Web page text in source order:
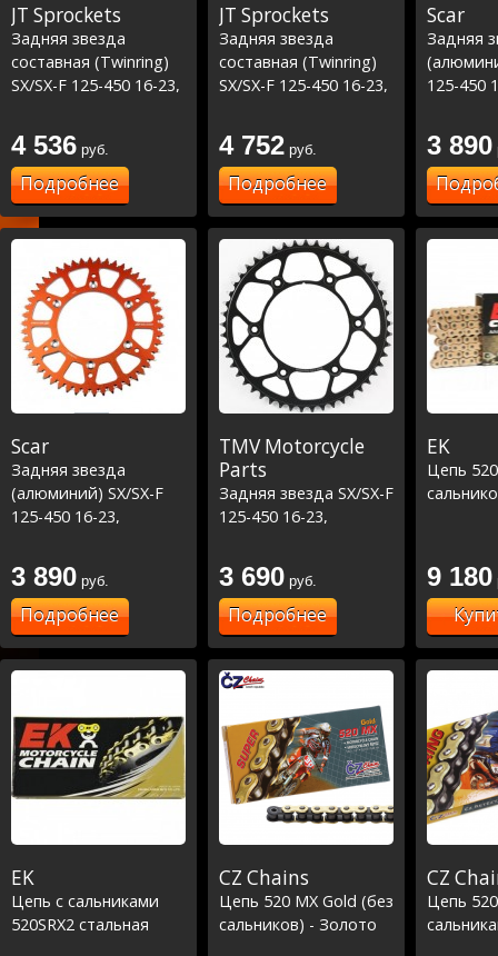
JT Sprockets
Задняя звезда
составная (Twinring)
SX/SX-F 125-450 16-23,
23 ,
MC/MCF/EC/ECF/EX
125-450 21-23
Оранжевый
4 536 руб.
Подробнее
JT Sprockets
Задняя звезда
составная (Twinring)
SX/SX-F 125-450 16-23,
23 ,
MC/MCF/EC/ECF/EX
125-450 21-23 Серый
4 752 руб.
Подробнее
Scar
Задняя
125-450
23 ,
MC/MCF/
125-450
3 890
Scar
Задняя звезда
(алюминий) SX/SX-F
125-450 16-23,
23 ,
MC/MCF/EC/ECF/EX
125-450 21-23
оранжевая
3 890 руб.
Подробнее
TMV Motorcycle
Parts
Задняя звезда SX/SX-F
125-450 16-23,
23 ,
MC/MCF/EC/ECF/EX
125-450 21-23
3 690 руб.
Подробнее
EK
Цепь
9 180
EK
Цепь с сальниками
520SRX2 стальная
CZ Chains
Цепь 520 MX Gold (без
сальников) - Золото
CZ
Цепь